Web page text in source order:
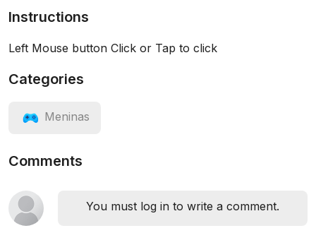
Instructions
Left Mouse button Click or Tap to click
Categories
Meninas
Comments
You must log in to write a comment.